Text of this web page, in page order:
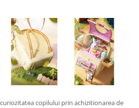
copilului prin achizitionarea de